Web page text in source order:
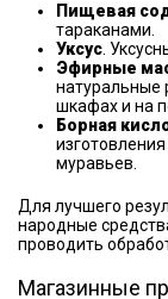
Пищевая
тараканами.
Уксус .
Эфирные
натуральные
шкафах и на
Борная
муравьев.
Для лучшего
народные
проводить
Магазинные